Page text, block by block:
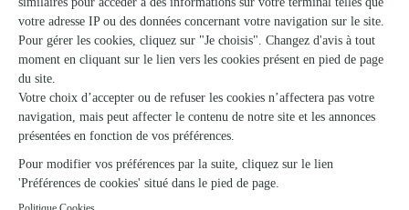
Le visuel du produit floral présenté est contractuel mais,
s'agissant d'une création réalisée par un artisan fleuriste sur
la base d’un assortiment de fleurs fraîches qui est, par sa
nature, artisanale, elle pourra parfois en différer légèrement à
la livraison.
Vase non compris dans le prix mentionné, sauf pour certains
produits identifiés. Photo en ambiance - accessoires à valeur
illustrative uniquement, non inclus dans le prix (cloche en